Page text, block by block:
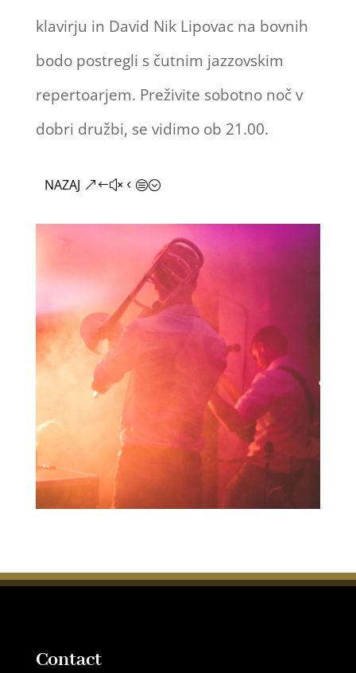
klavirju in David Nik Lipovac na bovnih
bodo postregli s čutnim jazzovskim
repertoarjem. Preživite sobotno noč v
dobri družbi, se vidimo ob 21.00.
NAZAJ
Contact